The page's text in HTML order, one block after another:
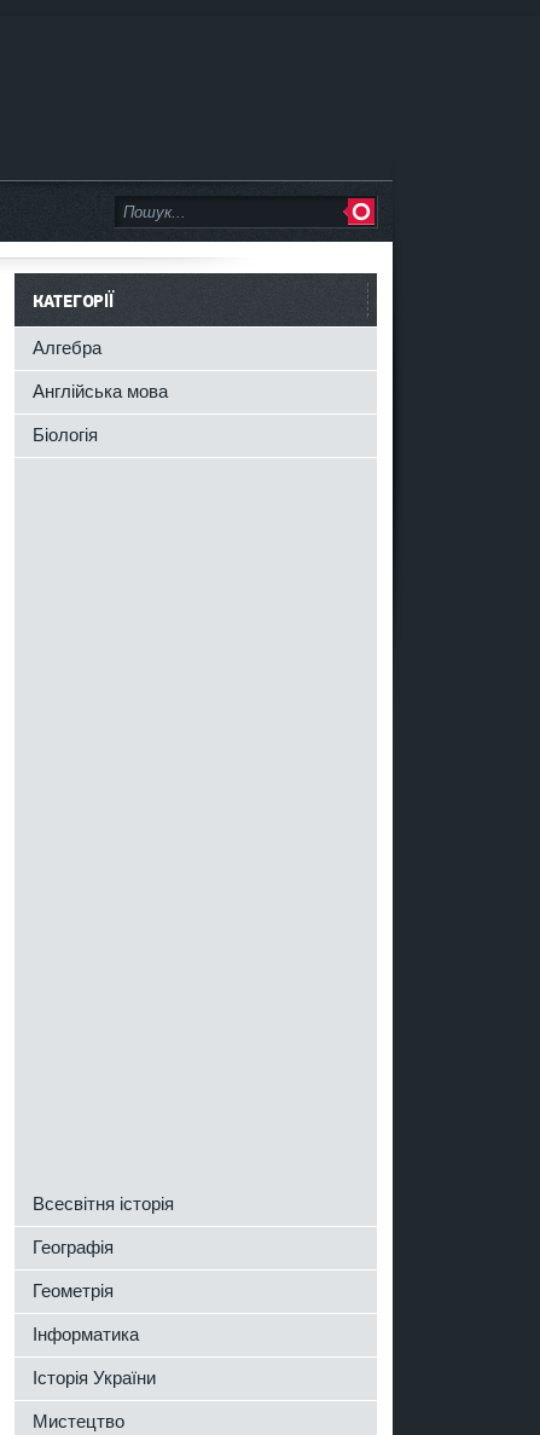
КАТЕГОРІЇ
Алгебра
Англійська мова
Біологія
Всесвітня історія
Географія
Геометрія
Інформатика
Історія України
Мистецтво